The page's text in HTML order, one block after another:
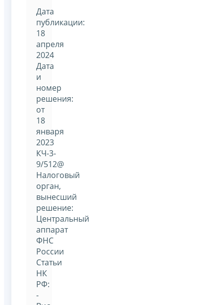
Дата
публикации:
18
апреля
2024
Дата
и
номер
решения:
от
18
января
2023
КЧ-3-
9/512@
Налоговый
орган,
вынесший
решение:
Центральный
аппарат
ФНС
России
Статьи
НК
РФ:
-